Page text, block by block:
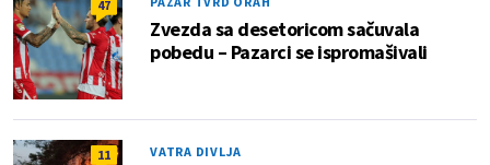
47
Zvezda sa desetoricom sačuvala
pobedu – Pazarci se ispromašivali
11 VATRA DIVLJA